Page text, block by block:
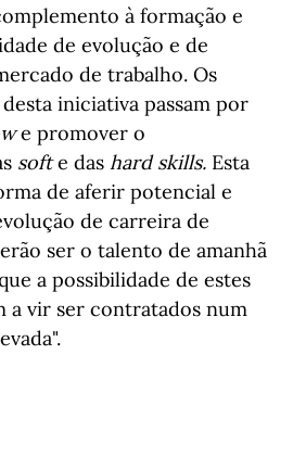
à formação e
de evolução e de
de trabalho. Os
iniciativa passam por
e promover o
softe das hard skills. Esta
de aferir potencial e
de carreira de
ser o talento de amanhã
a possibilidade de estes
a vir ser contratados num